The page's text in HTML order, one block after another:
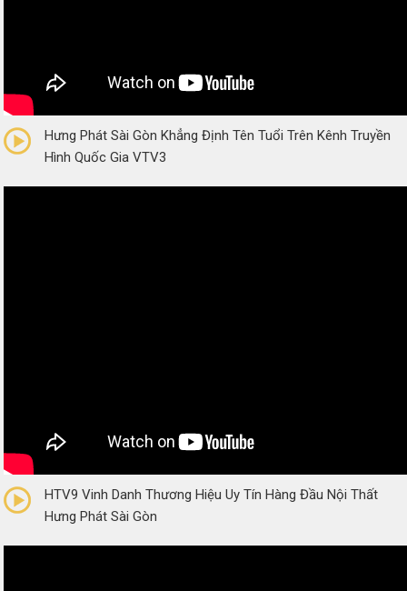
(0 Reviews)
Hưng Phát Sài Gòn Khẳng Định Tên Tuổi Trên Kênh Truyền
Hình Quốc Gia VTV3
(0 Reviews)
HTV9 Vinh Danh Thương Hiệu Uy Tín Hàng Đầu Nội Thất
Hưng Phát Sài Gòn